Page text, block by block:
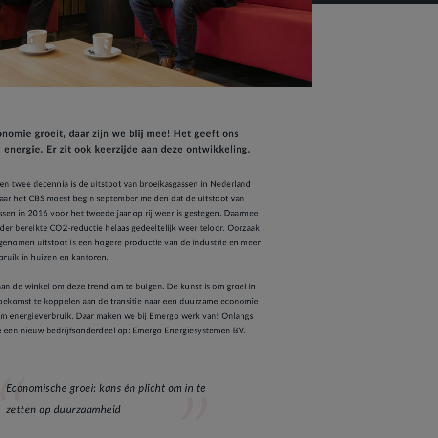
groeit, daar zijn we blij mee! Het geeft ons
energie. Er zit ook keerzijde aan deze ontwikkeling.
twee decennia is de uitstoot van broeikasgassen in Nederland
het CBS moest begin september melden dat de uitstoot van
in 2016 voor het tweede jaar op rij weer is gestegen. Daarmee
bereikte CO2-reductie helaas gedeeltelijk weer teloor. Oorzaak
uitstoot is een hogere productie van de industrie en meer
in huizen en kantoren.
de winkel om deze trend om te buigen. De kunst is om groei in
te koppelen aan de transitie naar een duurzame economie
energieverbruik. Daar maken we bij Emergo werk van! Onlangs
nieuw bedrijfsonderdeel op: Emergo Energiesystemen BV.
Economische groei: kans én plicht om in te
zetten op duurzaamheid